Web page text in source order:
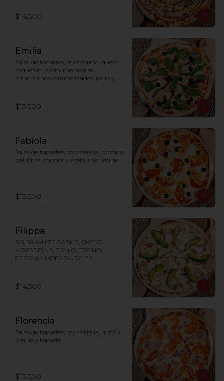
$14.500
Emilia
Salsa de tomates, mozzarella, queso
roquefort, aceitunas negras,
pimentones caramelizados, pollo y
$13.500
Fabiola
Salsa de tomates, mozzarella, tomate,
palmitos, choclos y aceitunas negras.
$13.500
Filippa
SALSA WHITE GARLIC, QUESO
MOZARELLA, POLLO, TOCINO,
CEBOLLA MORADA, PALTA
$14.500
Florencia
Salsa de tomates, mozzarella, jamón
pierna y tomate.
$13.500